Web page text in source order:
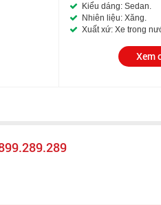
Kiểu dáng: Sedan.
Nhiên liệu: Xăng.
Xuất xứ: Xe trong
Xem